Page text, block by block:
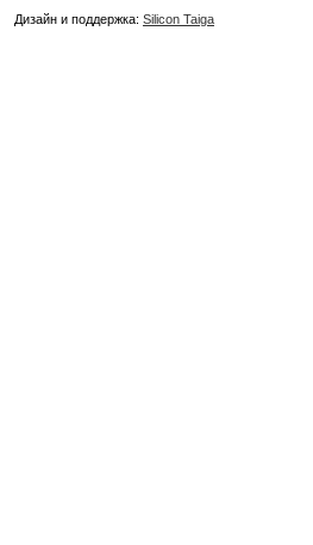
Дизайн и поддержка: Silicon Taiga